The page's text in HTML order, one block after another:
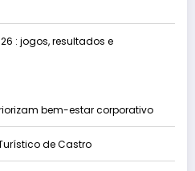
: jogos, resultados e
bem-estar corporativo
de Castro